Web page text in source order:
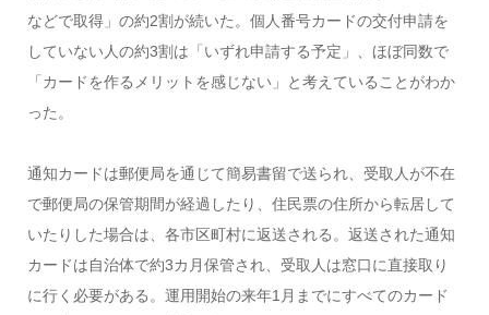
などで取得」の約2割が続いた。個人番号カードの交付申請を
していない人の約3割は「いずれ申請する予定」、ほぼ同数で
「カードを作るメリットを感じない」と考えていることがわか
った。
通知カードは郵便局を通じて簡易書留で送られ、受取人が不在
で郵便局の保管期間が経過したり、住民票の住所から転居して
いたりした場合は、各市区町村に返送される。返送された通知
カードは自治体で約3カ月保管され、受取人は窓口に直接取り
に行く必要がある。運用開始の来年1月までにすべてのカード